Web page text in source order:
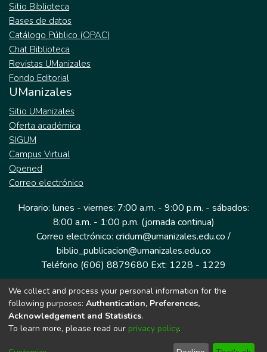
Sitio Biblioteca
Bases de datos
Catálogo Público (OPAC)
Chat Biblioteca
Revistas UManizales
Fondo Editorial
UManizales
Sitio UManizales
Oferta académica
SIGUM
Campus Virtual
Opened
Correo electrónico
Horario: lunes - viernes: 7:00 a.m. - 9:00 p.m. - sábados:
8:00 a.m. - 1:00 p.m. (jornada continua)
Correo electrónico: cridum@umanizales.edu.co /
biblio_publicacion@umanizales.edu.co
Teléfono (606) 8879680 Ext: 1228 - 1229
Dirección: Cra 9 a # 19-03 Edificio histórico, piso 1
Manizales, Caldas
Colombia.
We collect and process your personal information for the
following purposes: Authentication, Preferences,
Acknowledgement and Statistics.
To learn more, please read our privacy policy.